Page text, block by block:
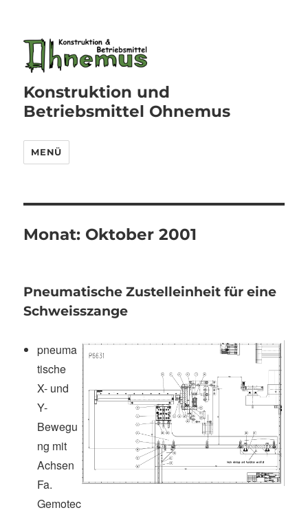
Konstruktion und
Betriebsmittel Ohnemus
MENÜ
Monat: Oktober 2001
Pneumatische Zustelleinheit für eine
Schweisszange
pneuma
tische
X- und
Y-
Bewegu
ng mit
Achsen
Fa.
Gemotec